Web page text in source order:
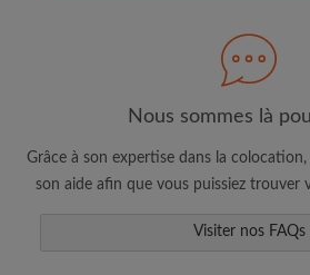
Consultez les chambres et
Sauvegardez vos recherches
Recevez des alertes pour
annonce correspondant à
Faites part aux propriétaires
Nous sommes là
Grâce à son expertise dans la
son aide afin que vous puissiez trouver
Visiter nos FAQs